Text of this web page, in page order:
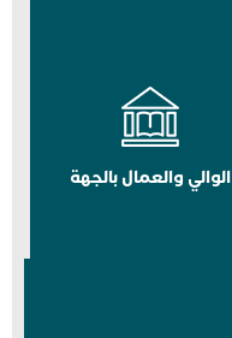
الوالي والعمال بالجهة